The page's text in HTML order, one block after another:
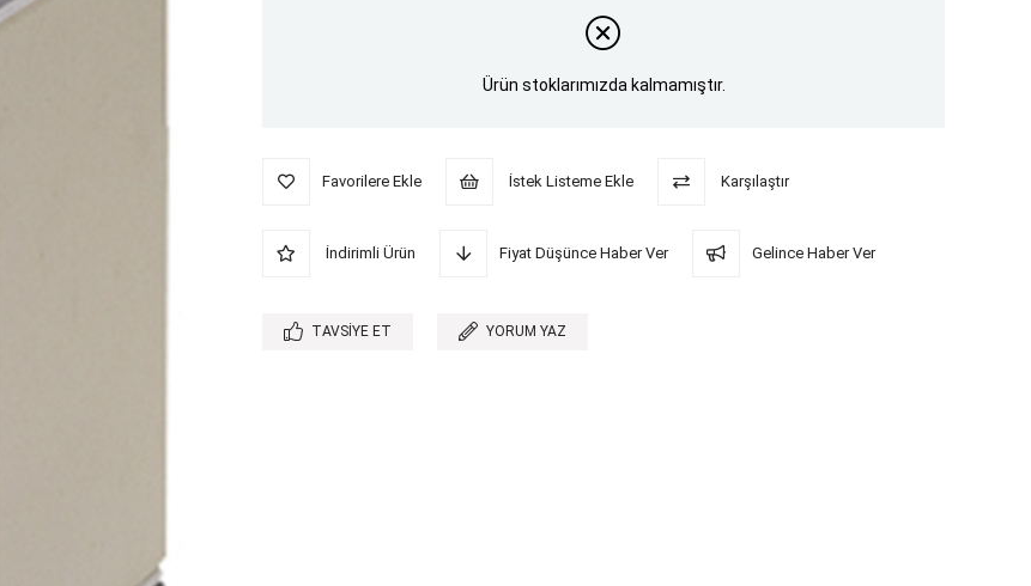
Ürün stoklarımızda kalmamıştır.
Favorilere Ekle İstek Listeme Ekle Karşılaştır
İndirimli Ürün Fiyat Düşünce Haber Ver Gelince Haber Ver
TAVSIYE ET YORUM YAZ